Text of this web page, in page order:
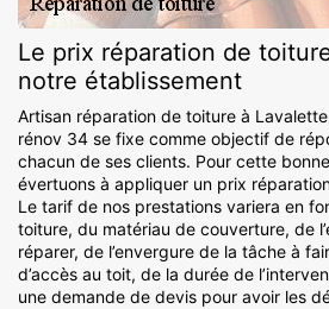
Le prix réparation de
notre établissement
Artisan réparation de toiture à
rénov 34 se fixe comme objectif de
chacun de ses clients. Pour cette
évertuons à appliquer un prix
Le tarif de nos prestations variera en
toiture, du matériau de couverture, de
réparer, de l’envergure de la tâche à
d’accès au toit, de la durée de
une demande de devis pour avoir les